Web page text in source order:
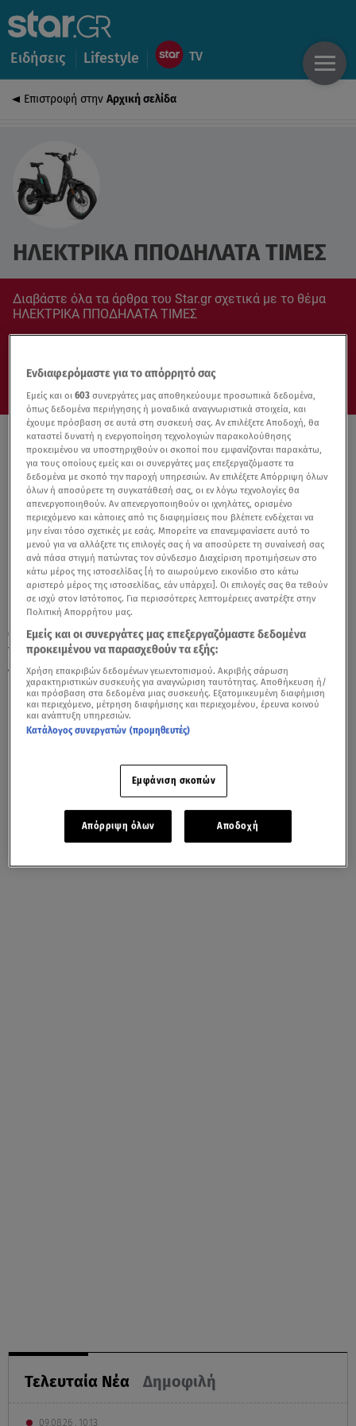
Ειδήσεις Lifestyle
Επιστροφή στην Αρχική σελίδα
ΗΛΕΚΤΡΙΚΑ ΠΠΟΔΗΛΑΤΑ ΤΙΜΕΣ
Διαβάστε όλα τα άρθρα του Star.gr σχετικά με το θέμα
ΗΛΕΚΤΡΙΚΑ ΠΠΟΔΗΛΑΤΑ ΤΙΜΕΣ
26.10.24, 18:22
Yamaha:Πόσο κοστίζουν τα ηλεκτρικά
ποδήλατα στην Ελλάδα
Τελευταία Νέα Δημοφιλή
09.08.26 , 10:13
Ενδιαφερόμαστε για το απόρρητό σας
Εμείς και οι603 συνεργάτες μας αποθηκεύουμε προσωπικά δεδομένα,
όπως δεδομένα περιήγησης ή μοναδικά αναγνωριστικά στοιχεία, και
έχουμε πρόσβαση σε αυτά στη συσκευή σας. Αν επιλέξετε Αποδοχή, θα
καταστεί δυνατή η ενεργοποίηση τεχνολογιών παρακολούθησης
προκειμένου να υποστηριχθούν οι σκοποί που εμφανίζονται παρακάτω,
για τους οποίους εμείς και οι συνεργάτες μας επεξεργαζόμαστε τα
δεδομένα με σκοπό την παροχή υπηρεσιών. Αν επιλέξετε Απόρριψη όλων
όλων ή αποσύρετε τη συγκατάθεσή σας, οι εν λόγω τεχνολογίες θα
απενεργοποιηθούν. Αν απενεργοποιηθούν οι ιχνηλάτες, ορισμένο
περιεχόμενο και κάποιες από τις διαφημίσεις που βλέπετε ενδέχεται να
μην είναι τόσο σχετικές με εσάς. Μπορείτε να επανεμφανίσετε αυτό το
μενού για να αλλάξετε τις επιλογές σας ή να αποσύρετε τη συναίνεσή σας
ανά πάσα στιγμή πατώντας τον σύνδεσμο Διαχείριση προτιμήσεων στο
κάτω μέρος της ιστοσελίδας [ή το αιωρούμενο εικονίδιο στο κάτω
αριστερό μέρος της ιστοσελίδας, εάν υπάρχει]. Οι επιλογές σας θα τεθούν
σε ισχύ στον Ιστότοπος. Για περισσότερες λεπτομέρειες ανατρέξτε στην
Πολιτική Απορρήτου μας.
Εμείς και οι συνεργάτες μας επεξεργαζόμαστε δεδομένα
προκειμένου να παρασχεθούν τα εξής:
Χρήση επακριβών δεδομένων γεωεντοπισμού. Ακριβής σάρωση
χαρακτηριστικών συσκευής για αναγνώριση ταυτότητας. Αποθήκευση ή/
και πρόσβαση στα δεδομένα μιας συσκευής. Εξατομικευμένη διαφήμιση
και περιεχόμενο, μέτρηση διαφήμισης και περιεχομένου, έρευνα κοινού
και ανάπτυξη υπηρεσιών.
Κατάλογος συνεργατών (προμηθευτές)
Εμφάνιση σκοπών
Απόρριψη όλων Αποδοχή